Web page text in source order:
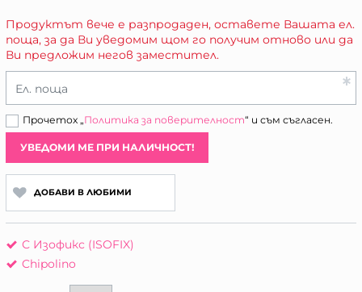
Продуктът вече е разпродаден, оставете Вашата ел.
поща, за да Ви уведомим щом го получим отново или да
Ви предложим негов заместител.
Ел. поща
Прочетох „Политика за поверителност“ и съм съгласен.
УВЕДОМИ МЕ ПРИ НАЛИЧНОСТ!
ДОБАВИ В ЛЮБИМИ
С Изофикс (ISOFIX)
Chipolino